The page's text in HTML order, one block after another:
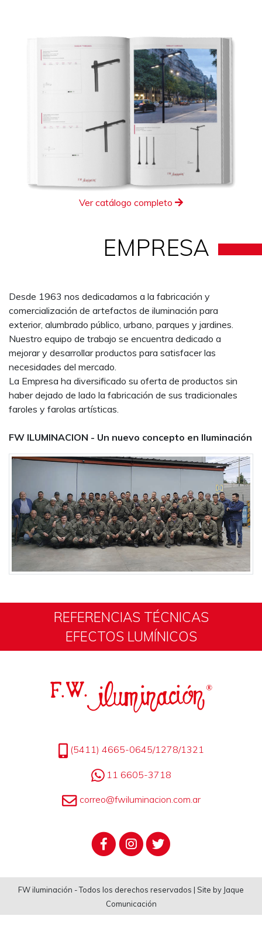
Ver catálogo completo
EMPRESA
Desde 1963 nos dedicadamos a la fabricación y
comercialización de artefactos de iluminación para
exterior, alumbrado público, urbano, parques y jardines.
Nuestro equipo de trabajo se encuentra dedicado a
mejorar y desarrollar productos para satisfacer las
necesidades del mercado.
La Empresa ha diversificado su oferta de productos sin
haber dejado de lado la fabricación de sus tradicionales
faroles y farolas artísticas.
FW ILUMINACION - Un nuevo concepto en Iluminación
REFERENCIAS TÉCNICAS
EFECTOS LUMÍNICOS
(5411) 4665-0645/1278/1321
11 6605-3718
correo@fwiluminacion.com.ar
FW iluminación - Todos los derechos reservados | Site by Jaque
Comunicación